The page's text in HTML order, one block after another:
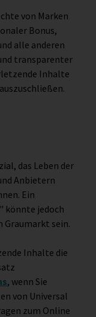
von Marken
Bonus,
alle anderen
transparenter
Inhalte
das Leben der
Anbietern
Ein
könnte jedoch
Graumarkt sein.
Inhalte die
, wenn Sie
von Universal
zum Online